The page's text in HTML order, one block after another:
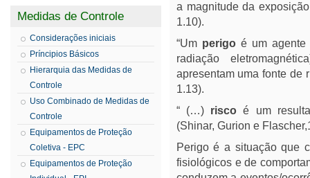
Medidas de Controle
Considerações iniciais
Príncipios Básicos
Hierarquia das Medidas de
Controle
Uso Combinado de Medidas de
Controle
Equipamentos de Proteção
Coletiva - EPC
Equipamentos de Proteção
a magnitude da
1.10).
“Um perigoé um agente
radiação
apresentam uma fonte de
1.13).
“ (…) risco é um
(Shinar, Gurion e
Perigo é a situação que
fisiológicos e de